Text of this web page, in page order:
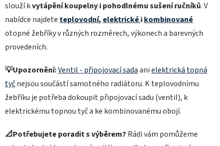
slouží kvytápění koupelny i pohodlnému sušení ručníků. V
nabídce najdeteteplovodní,elektrickéikombinované
otopné žebříky v různých rozměrech, výkonech a barevných
provedeních.
💡Upozornění:Ventil - připojovací sadaanielektrická topná
tyčnejsou součástí samotného radiátoru. K teplovodnímu
žebříku je potřeba dokoupit připojovací sadu (ventil), k
elektrickému topnou tyč a ke kombinovanému obojí.
📐Potřebujete poradit s výběrem? Rádi vám pomůžeme